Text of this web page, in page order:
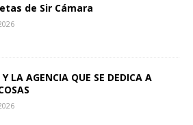
de Sir Cámara
Y LA AGENCIA QUE SE DEDICA A